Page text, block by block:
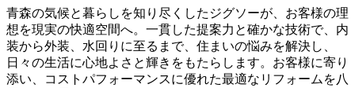
青森の気候と暮らしを知り尽くしたジグソーが、お客様の理
想を現実の快適空間へ。一貫した提案力と確かな技術で、内
装から外装、水回りに至るまで、住まいの悩みを解決し、
日々の生活に心地よさと輝きをもたらします。お客様に寄り
添い、コストパフォーマンスに優れた最適なリフォームを八